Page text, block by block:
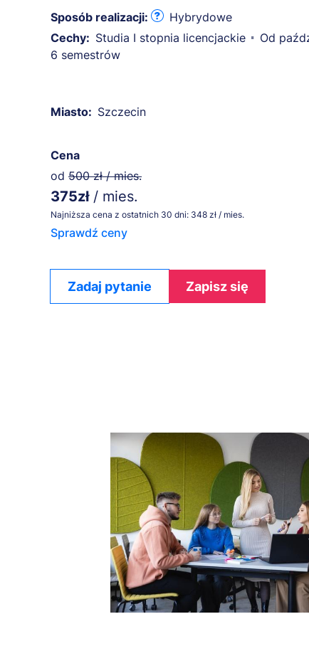
Sposób realizacji:
Hybrydowe
Cechy: Studia I stopnia licencjackie Od
6 semestrów
Miasto: Szczecin
Cena
od 500 zł / mies.
375zł / mies.
Najniższa cena z ostatnich 30 dni: 348 zł / mies.
Sprawdź ceny
Zadaj pytanie Zapisz się